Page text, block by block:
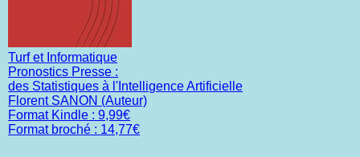
Turf et Informatique
Pronostics Presse :
des Statistiques à l'Intelligence Artificielle
Florent SANON (Auteur)
Format Kindle : 9,99€
Format broché : 14,77€